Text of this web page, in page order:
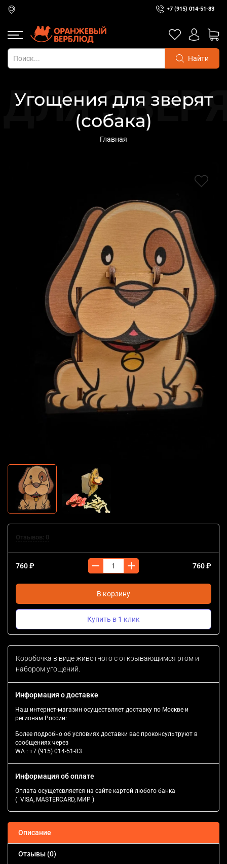
+7 (915) 014-51-83
Найти
Угощения для зверят
(собака)
Главная
Отзывов: 0
760 ₽ 760 ₽
В корзину
Купить в 1 клик
Коробочка в виде животного с открывающимся ртом и
набором угощений.
Информация о доставке
Наш интернет-магазин осуществляет доставку по Москве и
регионам России:
Более подробно об условиях доставки вас проконсультруют в
сообщениях через
WA : +7 (915) 014-51-83
Информация об оплате
Оплата осущетсвляется на сайте картой любого банка
( VISA, MASTERCARD, МИР )
Описание
Отзывы (0)